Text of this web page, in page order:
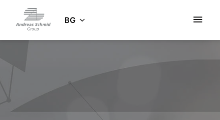
springenStartseite BG